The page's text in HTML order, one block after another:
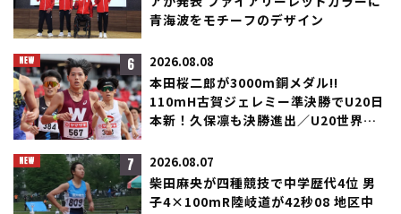
青海波をモチーフのデザイン
6 2026.08.08
本田桜二郎が3000m銅メダル!!
110mH古賀ジェレミー準決勝でU20日
本新！久保凛も決勝進出／U20世界選
7 2026.08.07
柴田麻央が四種競技で中学歴代4位 男
子4×100mR陸岐道が42秒08 地区中